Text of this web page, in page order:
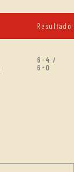
Resultado
6-4 /
6-0